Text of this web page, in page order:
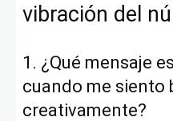
vibración del
1. ¿Qué mensaje
cuando me siento
creativamente?